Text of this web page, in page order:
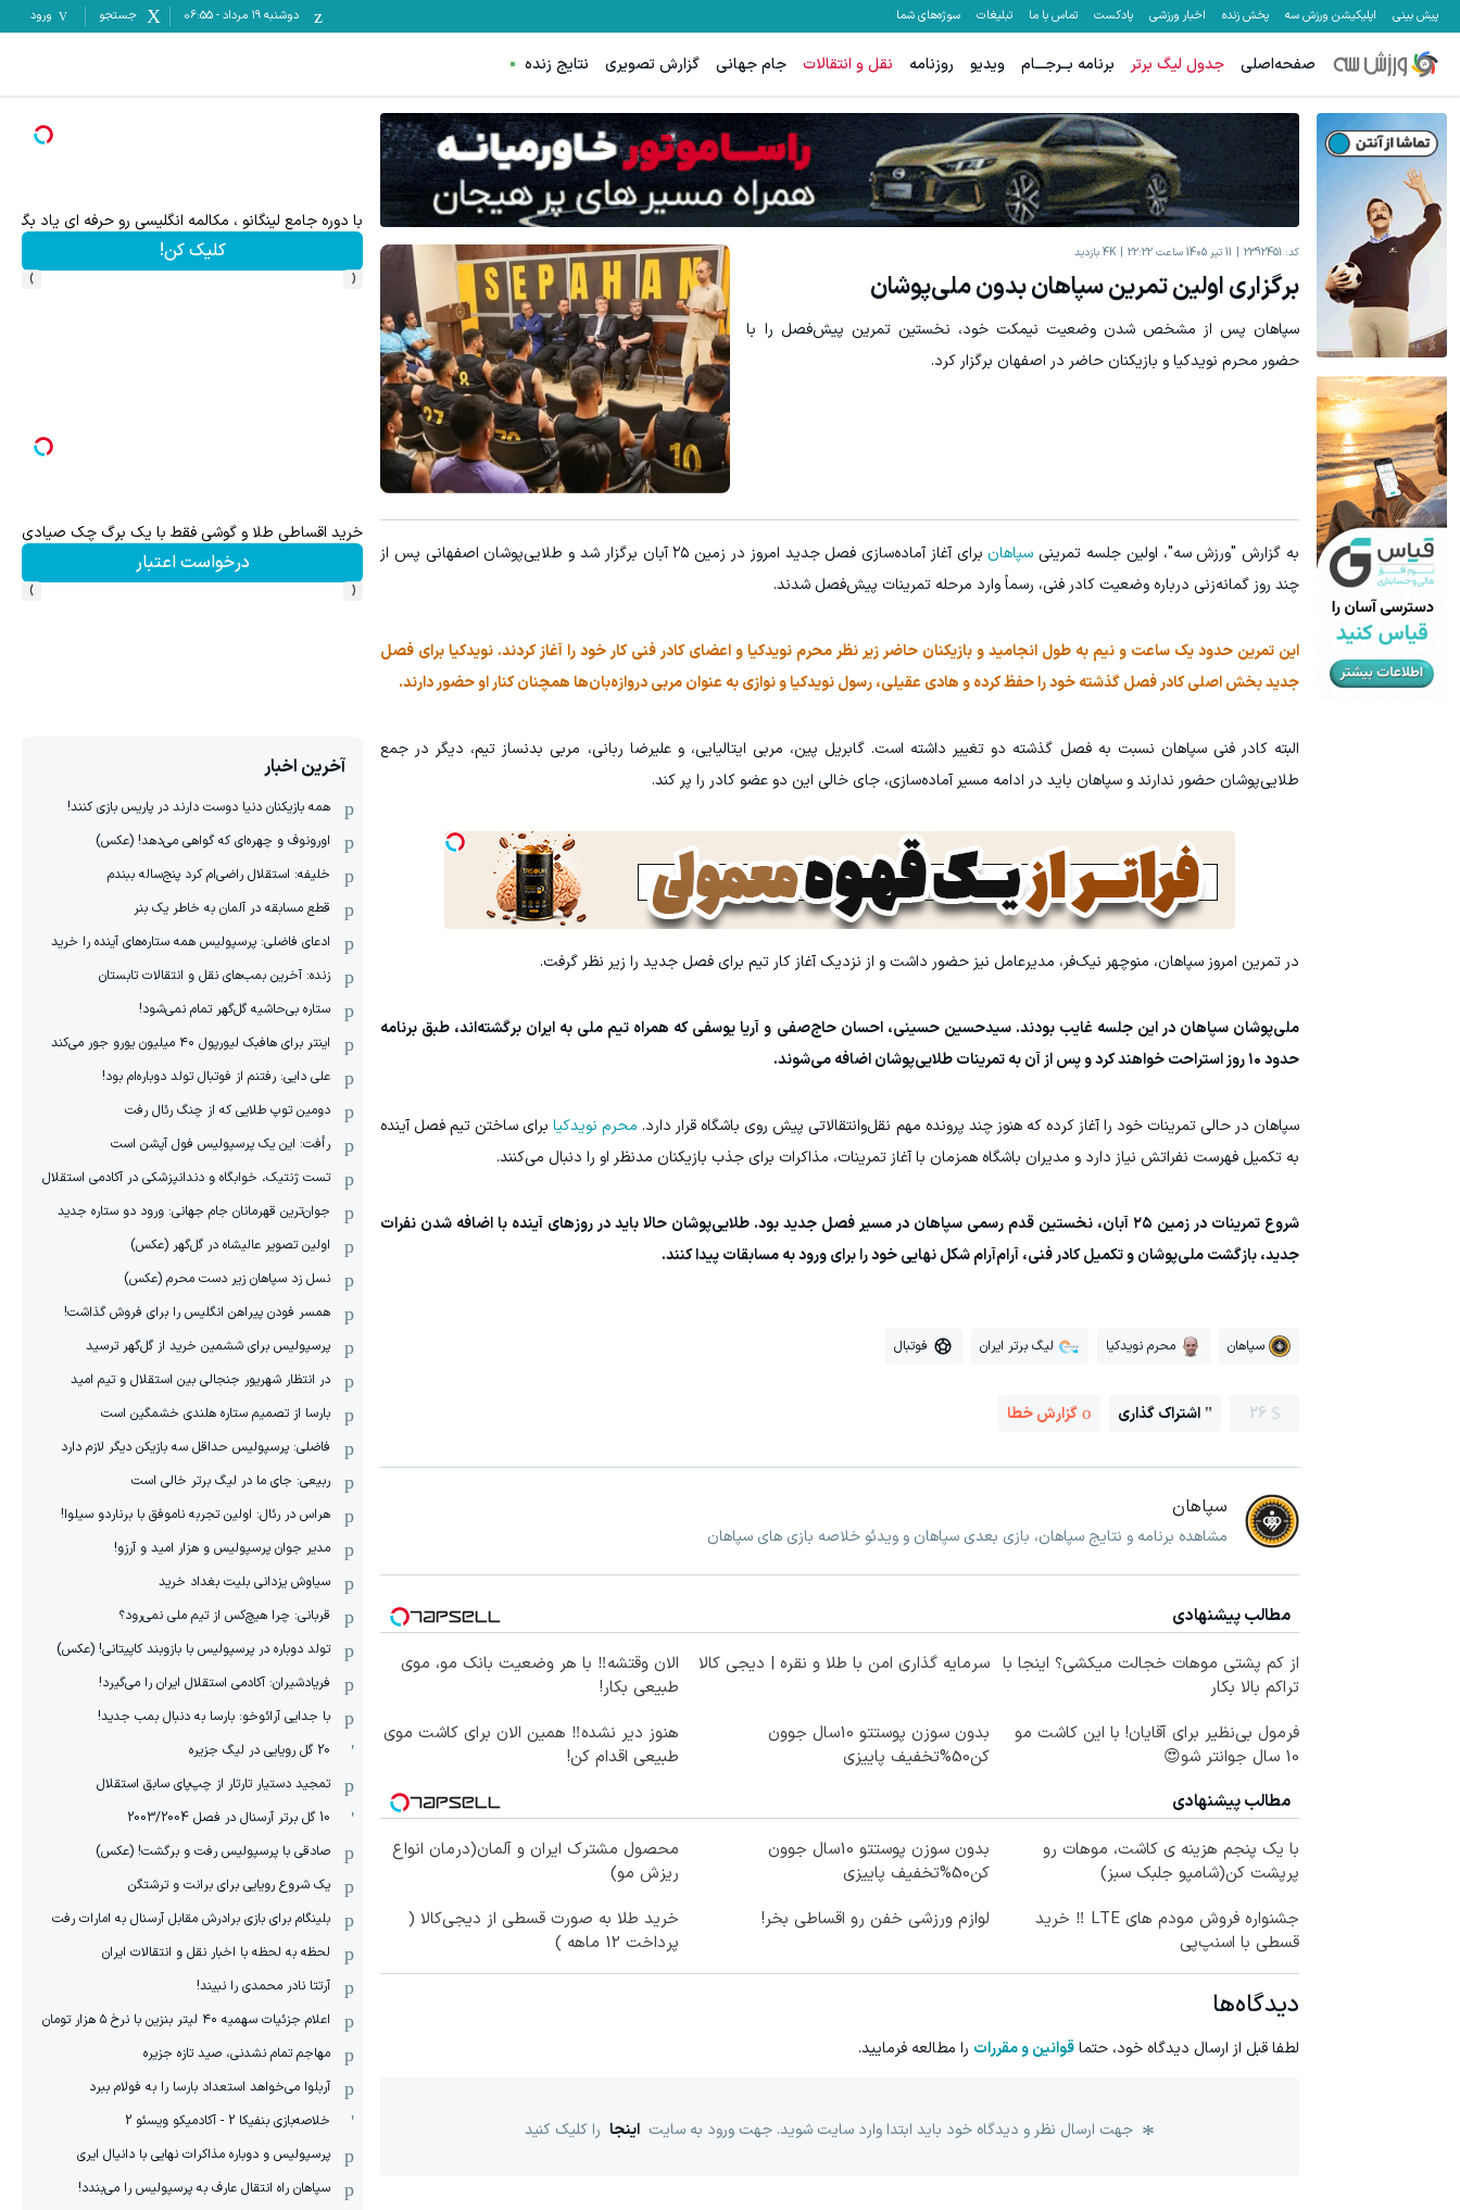
پیش بینی اپلیکیشن ورزش سه پخش زنده اخبار ورزشی پادکست تماس با ما تبلیغات سوژه‌های شما دوشنبه ۱۹ مرداد -
06:55 جستجو ورود
صفحه‌اصلی جدول لیگ برتر برنامه بــرجـــام ویدیو روزنامه نقل و انتقالات جام جهانی گزارش تصویری نتایج زنده
کد: 2392451 11 تیر 1405 ساعت 22:22 4K بازدید
برگزاری اولین تمرین سپاهان بدون ملی‌پوشان
سپاهان پس از مشخص شدن وضعیت نیمکت خود، نخستین تمرین پیش‌فصل را با
حضور محرم نویدکیا و بازیکنان حاضر در اصفهان برگزار کرد.
به گزارش "ورزش سه"، اولین جلسه تمرینی سپاهان
برای آغاز آماده‌سازی فصل جدید امروز در زمین ۲۵ آبان برگزار شد و طلایی‌پوشان اصفهانی پس از
چند روز گمانه‌زنی درباره وضعیت کادر فنی، رسماً وارد مرحله تمرینات پیش‌فصل شدند.
این تمرین حدود یک ساعت و نیم به طول انجامید و بازیکنان حاضر زیر نظر محرم نویدکیا و اعضای کادر فنی کار خود را آغاز کردند. نویدکیا برای فصل
جدید بخش اصلی کادر فصل گذشته خود را حفظ کرده و هادی عقیلی، رسول نویدکیا و نوازی به عنوان مربی دروازه‌بان‌ها همچنان کنار او حضور دارند.
البته کادر فنی سپاهان نسبت به فصل گذشته دو تغییر داشته است. گابریل پین، مربی ایتالیایی، و علیرضا ربانی، مربی بدنساز تیم، دیگر در جمع
طلایی‌پوشان حضور ندارند و سپاهان باید در ادامه مسیر آماده‌سازی، جای خالی این دو عضو کادر را پر کند.
در تمرین امروز سپاهان، منوچهر نیک‌فر، مدیرعامل نیز حضور داشت و از نزدیک آغاز کار تیم برای فصل جدید را زیر نظر گرفت.
ملی‌پوشان سپاهان در این جلسه غایب بودند. سیدحسین حسینی، احسان حاج‌صفی و آریا یوسفی که همراه تیم ملی به ایران برگشته‌اند، طبق برنامه
حدود ۱۰ روز استراحت خواهند کرد و پس از آن به تمرینات طلایی‌پوشان اضافه می‌شوند.
سپاهان در حالی تمرینات خود را آغاز کرده که هنوز چند پرونده مهم نقل‌وانتقالاتی پیش روی باشگاه قرار دارد. محرم نویدکیابرای ساختن تیم فصل آینده
به تکمیل فهرست نفراتش نیاز دارد و مدیران باشگاه همزمان با آغاز تمرینات، مذاکرات برای جذب بازیکنان مدنظر او را دنبال می‌کنند.
شروع تمرینات در زمین ۲۵ آبان، نخستین قدم رسمی سپاهان در مسیر فصل جدید بود. طلایی‌پوشان حالا باید در روزهای آینده با اضافه شدن نفرات
جدید، بازگشت ملی‌پوشان و تکمیل کادر فنی، آرام‌آرام شکل نهایی خود را برای ورود به مسابقات پیدا کنند.
سپاهان محرم نویدکیا لیگ برتر ایران فوتبال
26 اشتراک گذاری گزارش خطا
سپاهان
مشاهده برنامه و نتایج سپاهان، بازی بعدی سپاهان و ویدئو خلاصه بازی های سپاهان
مطالب پیشنهادی
از کم پشتی موهات خجالت میکشی؟ اینجا با
تراکم بالا بکار
سرمایه گذاری امن با طلا و نقره | دیجی کالا
الان وقتشه‼️ با هر وضعیت بانک مو، موی
طبیعی بکار!
فرمول بی‌نظیر برای آقایان! با این کاشت مو
10 سال جوانتر شو😍
بدون سوزن پوستتو 10سال جوون
کن50%تخفیف پاییزی
هنوز دیر نشده‼️ همین الان برای کاشت موی
طبیعی اقدام کن!
مطالب پیشنهادی
با یک پنجم هزینه ی کاشت، موهات رو
پرپشت کن(شامپو جلبک سبز)
بدون سوزن پوستتو 10سال جوون
کن50%تخفیف پاییزی
محصول مشترک ایران و آلمان(درمان انواع
ریزش مو)
جشنواره فروش مودم های LTE ‼️ خرید
قسطی با اسنپ‌پی
لوازم ورزشی خفن رو اقساطی بخر!
خرید طلا به صورت قسطی از دیجی‌کالا (
پرداخت 12 ماهه )
دیدگاه‌ها
لطفا قبل از ارسال دیدگاه خود، حتماقوانین و مقررات را مطالعه فرمایید.
جهت ارسال نظر و دیدگاه خود باید ابتدا وارد سایت شوید. جهت ورود به سایت اینجا را کلیک کنید
با دوره جامع لینگانو ، مکالمه انگلیسی رو حرفه ای یاد بگیر
کلیک کن!
جای بخیه داری؟؟ فقط در 3 هفته ترمیمش کن!😍 جای این پک تقویت موی جلبک توی حمومت خالیه!45%تخفیف
خرید محصول
به بزرگترین جشنواره ایمپلنت تهران خوش اومدید! | فقط ۲۵ میلیون !
رزرورایگان نوبت
‹
›
خرید اقساطی طلا و گوشی فقط با یک برگ چک صیادی
درخواست اعتبار کلیک کن! کلیک کن!
جای این پک تقویت موی جلبک توی حمومت خالیه!45%تخفیف
خرید محصول
‹
›
آخرین اخبار
همه بازیکنان دنیا دوست دارند در پاریس بازی کنند!
اورونوف و چهره‌ای که گواهی می‌دهد! (عکس)
خلیفه: استقلال راضی‌ام کرد پنج‌ساله ببندم
قطع مسابقه در آلمان به خاطر یک بنر
ادعای فاضلی: پرسپولیس همه ستاره‌های آینده را خرید
زنده: آخرین بمب‌های نقل و انتقالات تابستان
ستاره بی‌حاشیه گل‌گهر تمام نمی‌شود!
اینتر برای هافبک لیورپول ۴۰ میلیون یورو جور می‌کند
علی دایی: رفتنم از فوتبال تولد دوباره‌ام بود!
دومین توپ طلایی که از چنگ رئال رفت
رأفت: این یک پرسپولیس فول آپشن است
تست ژنتیک، خوابگاه و دندانپزشکی در آکادمی استقلال
جوان‌ترین قهرمانان جام جهانی: ورود دو ستاره جدید
اولین تصویر عالیشاه در گل‌گهر (عکس)
نسل زد سپاهان زیر دست محرم (عکس)
همسر فودن پیراهن انگلیس را برای فروش گذاشت!
پرسپولیس برای ششمین خرید از گل‌گهر ترسید
در انتظار شهریور جنجالی بین استقلال و تیم امید
بارسا از تصمیم ستاره هلندی خشمگین است
فاضلی: پرسپولیس حداقل سه بازیکن دیگر لازم دارد
ربیعی: جای ما در لیگ برتر خالی است
هراس در رئال: اولین تجربه ناموفق با برناردو سیلوا!
مدیر جوان پرسپولیس و هزار امید و آرزو!
سیاوش یزدانی بلیت بغداد خرید
قربانی: چرا هیچ‌کس از تیم ملی نمی‌رود؟
تولد دوباره در پرسپولیس با بازوبند کاپیتانی! (عکس)
فریادشیران: آکادمی استقلال ایران را می‌گیرد!
با جدایی آرائوخو: بارسا به دنبال بمب جدید!
20 گل رویایی در لیگ جزیره
تمجید دستیار تارتار از چپ‌پای سابق استقلال
10 گل برتر آرسنال در فصل 2003/2004
صادقی با پرسپولیس رفت و برگشت! (عکس)
یک شروع رویایی برای برانت و ترشتگن
بلینگام برای بازی برادرش مقابل آرسنال به امارات رفت
لحظه به لحظه با اخبار نقل و انتقالات ایران
آرتتا نادر محمدی را نبیند!
اعلام جزئیات سهمیه ۴۰ لیتر بنزین با نرخ ۵ هزار تومان
مهاجم تمام نشدنی، صید تازه جزیره
آربلوا می‌خواهد استعداد بارسا را به فولام ببرد
خلاصه‌بازی بنفیکا 2 - آکادمیکو ویسئو 2
پرسپولیس و دوباره مذاکرات نهایی با دانیال ایری
سپاهان راه انتقال عارف به پرسپولیس را می‌بندد!